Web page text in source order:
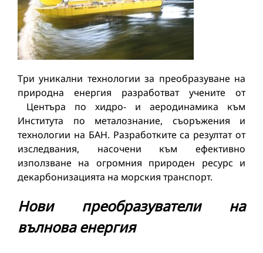
Три уникални технологии за преобразуване на
природна енергия разработват учените от
Центъра по хидро- и аеродинамика към
Института по металознание, съоръжения и
технологии на БАН. Разработките са резултат от
изследвания, насочени към ефективно
използване на огромния природен ресурс и
декарбонизацията на морския транспорт.
Нови преобразуватели на
вълнова енергия